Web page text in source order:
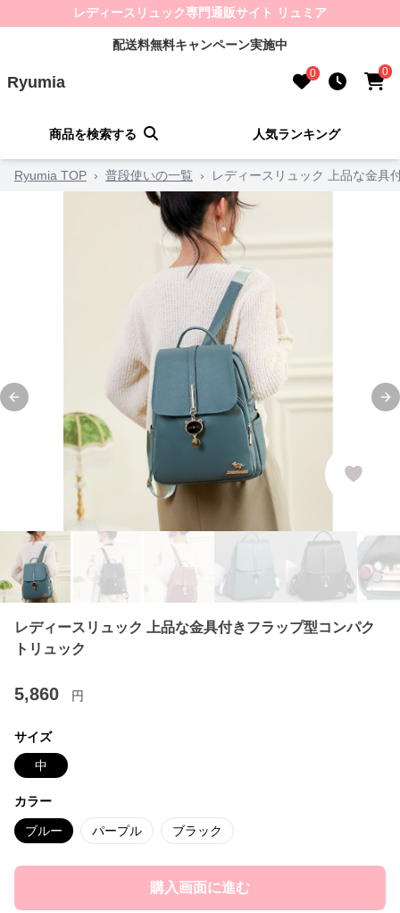
レディースリュック専門通販サイト リュミア
配送料無料キャンペーン実施中
Ryumia 0 0
商品を検索する 人気ランキング
Ryumia TOP › 普段使いの一覧 › レディースリュック 上品な金具
Previous slide
レディースリュック 上品な金具付きフラップ型コンパク
トリュック
5,860 円
サイズ
中
カラー
ブルー パープル ブラック
購入画面に進む